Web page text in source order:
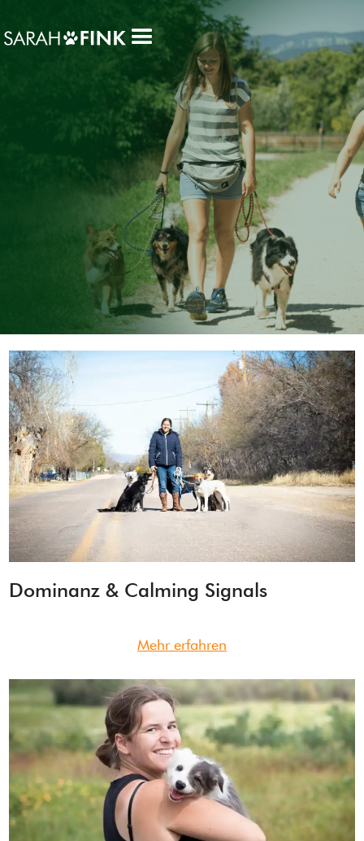
Kategorie:
Tipps & Übungen
Tipps & Übungen
Allgemein
Dominanz & Calming Signals
Mehr erfahren